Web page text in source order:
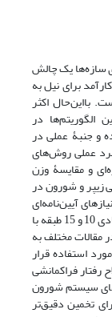
سازه‌ها یک چالش
برای نیل به
بااین‌حال اکثر
الگوریتم‌ها در
و جنبۀ عملی در
عملی روش‌های
و مقایسۀ وزن
زیپر و شورون در
آیین‌نامه‌ای
است. به‌منظور رسیدن به هدف فوق، قاب‌های فولادی 10 و 15 طبقه با
مقالات مختلف به
استفاده قرار
رفتار فراکمانشی
سیستم شورون
تخمین دقیق‌تر